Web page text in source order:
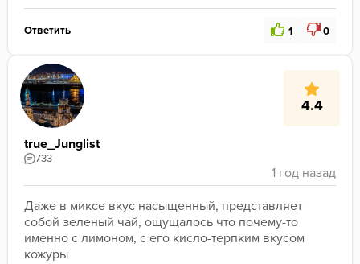
Ответить 1 0
4.4
true_Junglist
733
Даже в миксе вкус насыщенный, представляет
собой зеленый чай, ощущалось что почему-то
именно с лимоном, с его кисло-терпким вкусом
кожуры